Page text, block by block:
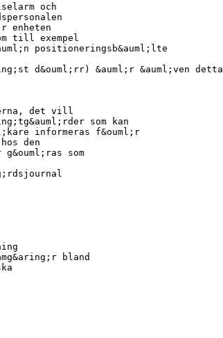
och
enheten
till exempel
positioneringsb&auml;lte
d&ouml;rr) &auml;r &auml;ven detta
det vill
som kan
informeras f&ouml;r
den
som
bland